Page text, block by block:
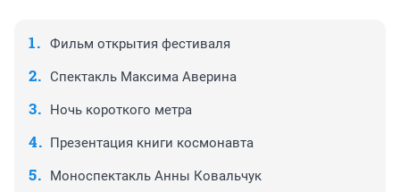
Фильм открытия фестиваля
Спектакль Максима Аверина
Ночь короткого метра
Презентация книги космонавта
Моноспектакль Анны Ковальчук